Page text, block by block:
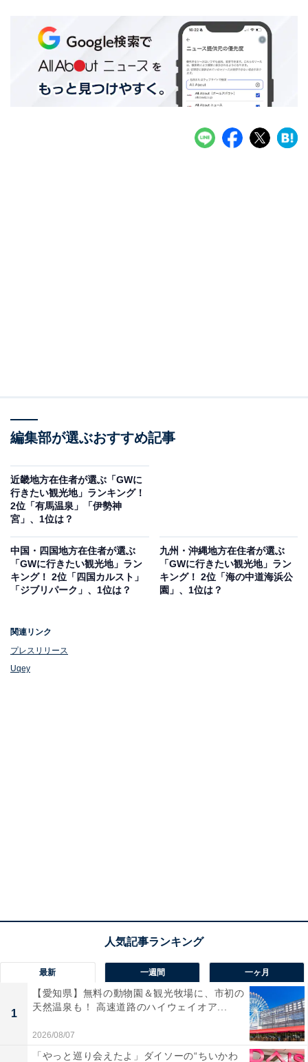
編集部が選ぶおすすめ記事
近畿地方在住者が選ぶ「GWに
行きたい観光地」ランキング！
2位「有馬温泉」「伊勢神
宮」、1位は？
中国・四国地方在住者が選ぶ
「GWに行きたい観光地」ラン
キング！ 2位「四国カルスト」
「ジブリパーク」、1位は？
九州・沖縄地方在住者が選ぶ
「GWに行きたい観光地」ラン
キング！ 2位「海の中道海浜公
園」、1位は？
関連リンク
プレスリリース
Uqey
最新 一週間 一ヶ月
1
【愛知県】無料の動物園＆観光牧場に、市初の
天然温泉も！ 高速道路のハイウェイオア...
2026/08/07
「やっと巡り会えたよ」ダイソーの“ちいかわ